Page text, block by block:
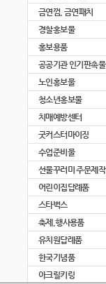
금연껌, 금연패치
경찰홍보물
홍보용품
공공기관 인기판촉물
노인홍보물
청소년홍보물
치매예방센터
굿커스터마이징
수업준비물
선물꾸러미 주문제작
어린이집답례품
스타벅스
축제,행사용품
유치원답례품
한국기념품
아크릴키링